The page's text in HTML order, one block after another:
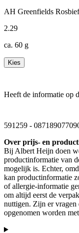
AH Greenfields
2.29
ca. 60 g
Kies
Heeft de informatie op
591259 -
Over prijs- en
Bij Albert Heijn doen
productinformatie van
mogelijk is. Echter,
kan productinformatie
of allergie-informatie
om altijd eerst de
nuttigen. Zijn er
opgenomen worden